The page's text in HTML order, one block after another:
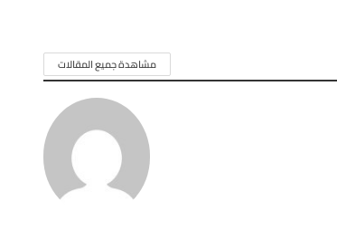
مشاهدة جميع المقالات